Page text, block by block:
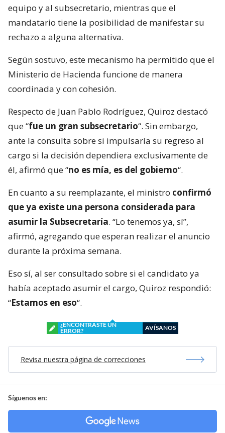
equipo y al subsecretario, mientras que el
mandatario tiene la posibilidad de manifestar su
rechazo a alguna alternativa.
Según sostuvo, este mecanismo ha permitido que el
Ministerio de Hacienda funcione de manera
coordinada y con cohesión.
Respecto de Juan Pablo Rodríguez, Quiroz destacó
que “fue un gran subsecretario“. Sin embargo,
ante la consulta sobre si impulsaría su regreso al
cargo si la decisión dependiera exclusivamente de
él, afirmó que “no es mía, es del gobierno“.
En cuanto a su reemplazante, el ministro confirmó
que ya existe una persona considerada para
asumir la Subsecretaría. “Lo tenemos ya, sí”,
afirmó, agregando que esperan realizar el anuncio
durante la próxima semana.
Eso sí, al ser consultado sobre si el candidato ya
había aceptado asumir el cargo, Quiroz respondió:
“Estamos en eso“.
¿ENCONTRASTE UN
ERROR?
AVÍSANOS
Revisa nuestra página de correcciones
Síguenos en: